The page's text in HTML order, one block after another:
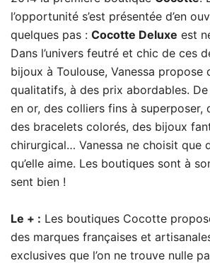
l’opportunité s’est présentée d’en
quelques pas : Cocotte Deluxe est
Dans l’univers feutré et chic de ces
bijoux à Toulouse, Vanessa propose
qualitatifs, à des prix abordables.
en or, des colliers fins à superposer,
des bracelets colorés, des bijoux
chirurgical… Vanessa ne choisit que
qu’elle aime. Les boutiques sont à
sent bien !
Le + : Les boutiques Cocotte
des marques françaises et
exclusives que l’on ne trouve nulle